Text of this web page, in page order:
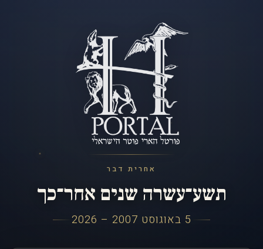
אחרית דבר
תשע־עשרה שנים אחר־כך
5 באוגוסט 2007 – 2026